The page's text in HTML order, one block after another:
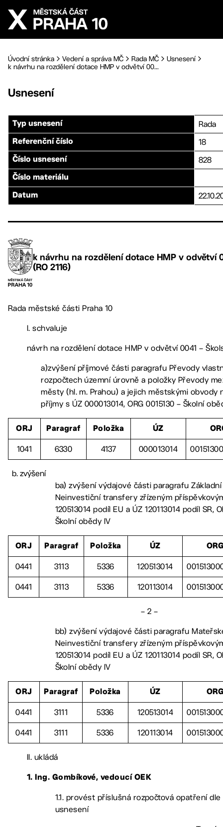
Přejít na hlavní obsah
Úvodní stránka Vedení a správa MČ Rada MČ
Usnesení
k návrhu na rozdělení dotace HMP v odvětví 00...
Usnesení
Typ usnesení Rada
Referenční číslo 18
Číslo usnesení 828
Číslo materiálu
Datum
k návrhu na rozdělení dotace HMP v odvětví
(RO 2116)
Rada městské části Praha 10
I. schvaluje
návrh na rozdělení dotace HMP v odvětví 0041 –
a)zvýšení příjmové části paragrafu Převody
rozpočtech územní úrovně a položky Převody
městy (hl. m. Prahou) a jejich městskými obvody
příjmy s ÚZ 000013014, ORG 0015130 – Školní
ORJ Paragraf Položka ÚZ
1041 6330 4137 000013014
zvýšení
ba) zvýšení výdajové části paragrafu
Neinvestiční transfery zřízeným
120513014 podíl EU a ÚZ 120113014 podíl SR,
Školní obědy IV
ORJ Paragraf Položka ÚZ
0441 3113 5336 120513014
0441 3113 5336 120113014
– 2 –
bb) zvýšení výdajové části paragrafu
Neinvestiční transfery zřízeným
120513014 podíl EU a ÚZ 120113014 podíl SR,
Školní obědy IV
ORJ Paragraf Položka ÚZ
0441 3111 5336 120513014
0441 3111 5336 120113014
II. ukládá
1. Ing. Gombíkové, vedoucí OEK
1.1. provést příslušná rozpočtová opatření
usnesení